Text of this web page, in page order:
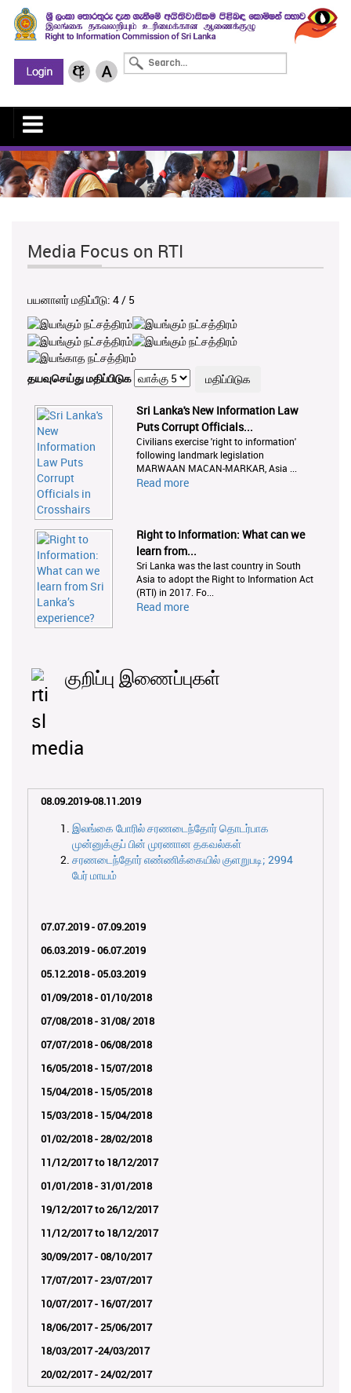
Media Focus on RTI
பயனாளர் மதிப்பீடு: 4/ 5
தயவுசெய்து மதிப்பிடுக
Sri Lanka's New Information Law
Puts Corrupt Officials...
Civilians exercise 'right to information'
following landmark legislation
MARWAAN MACAN-MARKAR, Asia ...
Read more
Right to Information: What can we
learn from...
Sri Lanka was the last country in South
Asia to adopt the Right to Information Act
(RTI) in 2017. Fo...
Read more
குறிப்பு இணைப்புகள்
08.09.2019-08.11.2019
இலங்கை போரில் சரணடைந்தோர் தொடர்பாக
முன்னுக்குப் பின் முரணான தகவல்கள்
சரணடைந்தோர் எண்ணிக்கையில் குளறுபடி; 2994
பேர் மாயம்
07.07.2019 - 07.09.2019
06.03.2019 - 06.07.2019
05.12.2018 - 05.03.2019
01/09/2018 - 01/10/2018
07/08/2018 - 31/08/ 2018
07/07/2018 - 06/08/2018
16/05/2018 - 15/07/2018
15/04/2018 - 15/05/2018
15/03/2018 - 15/04/2018
01/02/2018 - 28/02/2018
11/12/2017 to 18/12/2017
01/01/2018 - 31/01/2018
19/12/2017 to 26/12/2017
11/12/2017 to 18/12/2017
30/09/2017 - 08/10/2017
17/07/2017 - 23/07/2017
10/07/2017 - 16/07/2017
18/06/2017 - 25/06/2017
18/03/2017 -24/03/2017
20/02/2017 - 24/02/2017